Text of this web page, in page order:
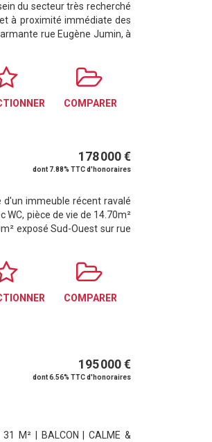
du secteur très recherché
à proximité immédiate des
rue Eugène Jumin, à
COMPARER
178 000 €
dont 7.88% TTC d'honoraires
d'un immeuble récent ravalé
pièce de vie de 14.70m²
exposé Sud-Ouest sur rue
COMPARER
195 000 €
dont 6.56% TTC d'honoraires
31 M² | BALCON | CALME &